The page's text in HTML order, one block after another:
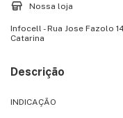
Nossa loja
Infocell - Rua Jose Fazolo
Catarina
Descrição
INDICAÇÃO